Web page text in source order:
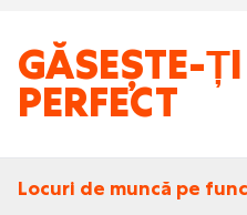
GĂSEȘTE-
PERFECT
Locuri de muncă pe